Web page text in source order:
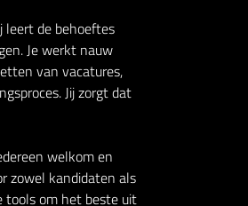
leert de behoeftes
Je werkt nauw
van vacatures,
Jij zorgt dat
welkom en
zowel kandidaten als
tools om het beste uit